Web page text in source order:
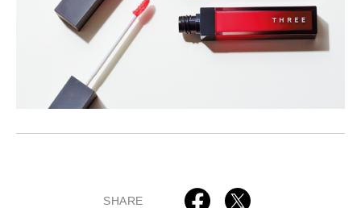
SHARE